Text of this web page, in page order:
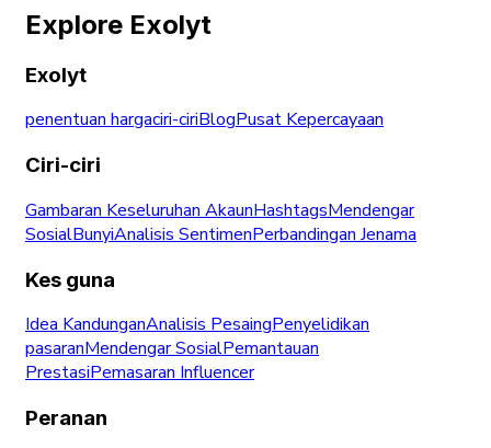
Explore Exolyt
Exolyt
penentuan hargaciri-ciriBlogPusat Kepercayaan
Ciri-ciri
Gambaran Keseluruhan AkaunHashtagsMendengar
SosialBunyiAnalisis SentimenPerbandingan Jenama
Kes guna
Idea KandunganAnalisis PesaingPenyelidikan
pasaranMendengar SosialPemantauan
PrestasiPemasaran Influencer
Peranan